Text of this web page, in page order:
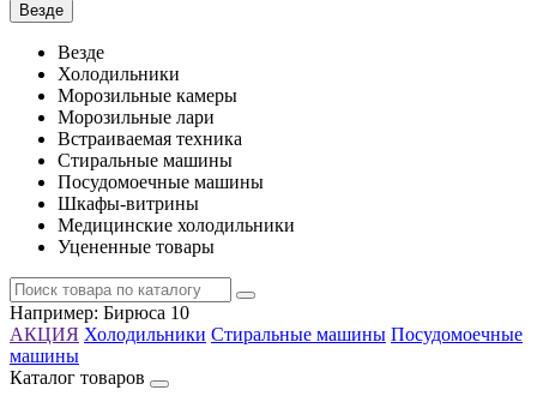
Везде
Везде
Холодильники
Морозильные камеры
Морозильные лари
Встраиваемая техника
Стиральные машины
Посудомоечные машины
Шкафы-витрины
Медицинские холодильники
Уцененные товары
Например: Бирюса 10
АКЦИЯ Холодильники Стиральные машины Посудомоечные
машины
Каталог товаров